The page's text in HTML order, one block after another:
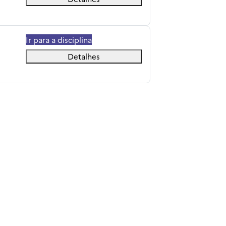
Ir para a disciplina
Detalhes